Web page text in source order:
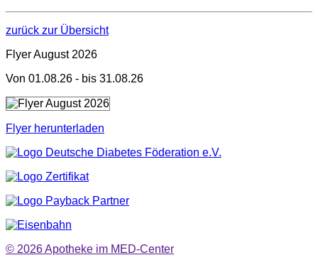
zurück zur Übersicht
Flyer August 2026
Von 01.08.26 - bis 31.08.26
Flyer herunterladen
© 2026Apotheke im MED-Center